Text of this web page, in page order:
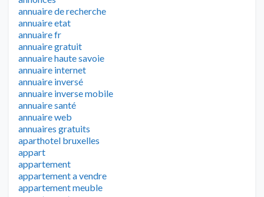
annuaire de recherche
annuaire etat
annuaire fr
annuaire gratuit
annuaire haute savoie
annuaire internet
annuaire inversé
annuaire inverse mobile
annuaire santé
annuaire web
annuaires gratuits
aparthotel bruxelles
appart
appartement
appartement a vendre
appartement meuble